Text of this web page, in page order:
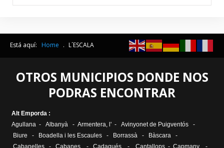
Está aquí: Home . L´ESCALA
OTROS MUNICIPIOS DONDE NOS
PODRAS ENCONTRAR
Alt Emporda :
Agullana - Albanyà - Armentera, l' - Avinyonet de Puigventós -
Biure - Boadella i les Escaules - Borrassà - Bàscara -
Cabanelles - Cabanes - Cadaqués - Cantallops - Capmany -